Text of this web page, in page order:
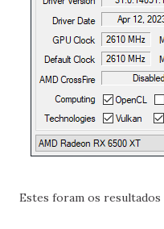
Estes foram os